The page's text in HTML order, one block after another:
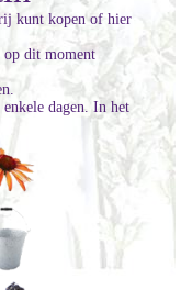
kunt kopen of hier
op dit moment
dagen. In het